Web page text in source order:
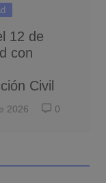
12 de
con
Civil
2026 0